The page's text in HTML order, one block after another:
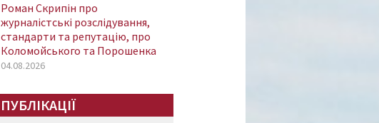
Роман Скрипін про
журналістські розслідування,
стандарти та репутацію, про
Коломойського та Порошенка
04.08.2026
ПУБЛІКАЦІЇ